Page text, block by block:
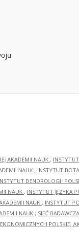
AKADEMII NAUK ;
NAUK ; INSTYTUT
DENDROLOGII
NAUK ; INSTYTUT JĘZYKA
NAUK ; INSTYTUT
NAUK ; SIEĆ
POLSKIEJ